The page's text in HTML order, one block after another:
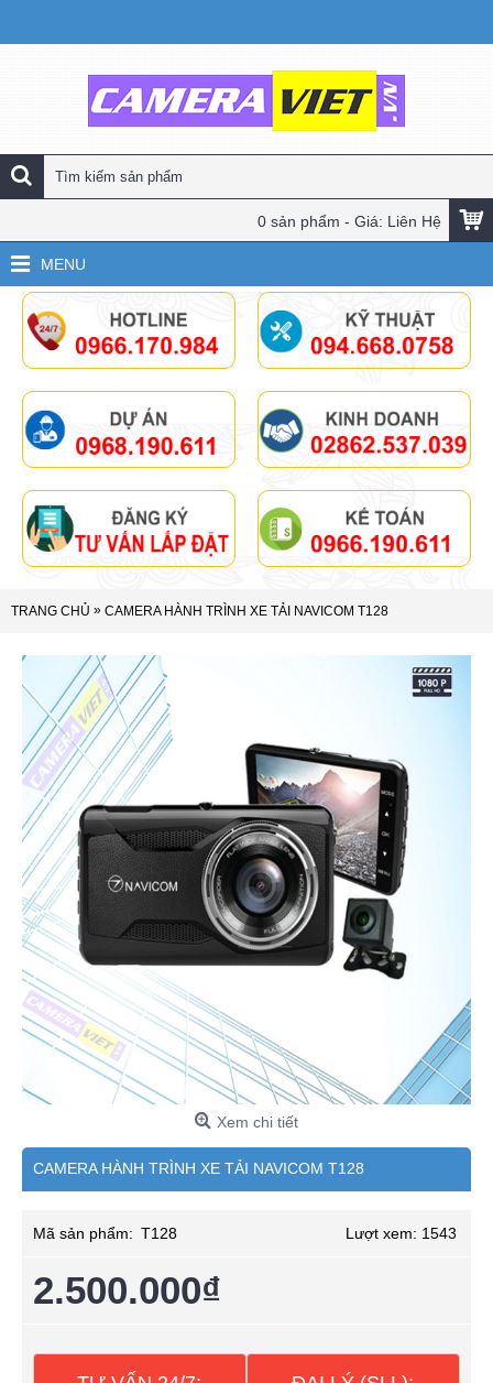
0 sản phẩm - Giá: Liên Hệ
MENU
TRANG CHỦ » CAMERA HÀNH TRÌNH XE TẢI NAVICOM T128
Xem chi tiết
CAMERA HÀNH TRÌNH XE TẢI NAVICOM T128
Lượt xem: 1543
Mã sản phẩm: T128
2.500.000₫